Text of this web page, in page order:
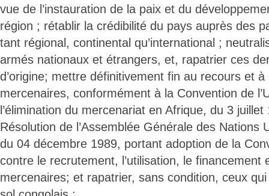
vue de l’instauration de la paix et du
région ; rétablir la crédibilité du pays auprès des
tant régional, continental qu’international ;
armés nationaux et étrangers, et, rapatrier ces
d’origine; mettre définitivement fin au recours et à
mercenaires, conformément à la Convention de
l’élimination du mercenariat en Afrique, du 3
Résolution de l’Assemblée Générale des Nations
du 04 décembre 1989, portant adoption de la
contre le recrutement, l’utilisation, le financement
mercenaires; et rapatrier, sans condition, ceux